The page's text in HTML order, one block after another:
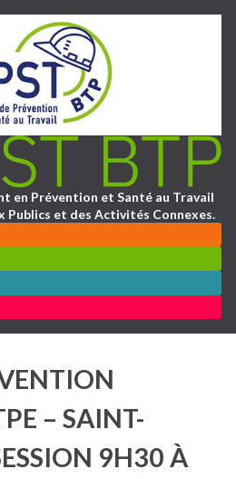
en Prévention et Santé au Travail
Publics et des Activités Connexes.
– SAINT-
9H30 À